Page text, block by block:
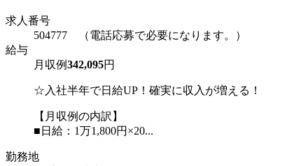
求人番号
504777 （電話応募で必要になります。）
給与
月収例342,095円
☆入社半年で日給UP！確実に収入が増える！
【月収例の内訳】
■日給：1万1,800円×20...
勤務地